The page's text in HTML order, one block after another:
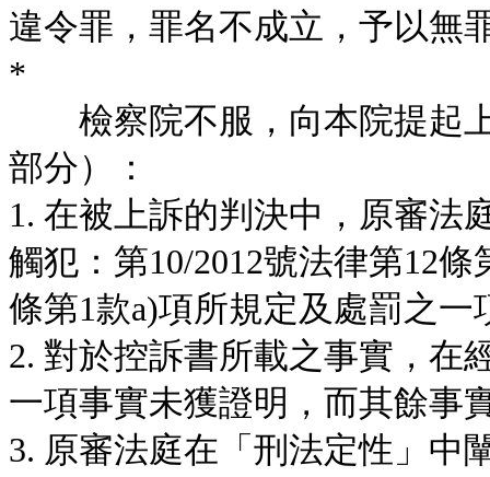
違令罪，罪名不成立，予以無
*
檢察院不服，向本院提起上
部分）：
1. 在被上訴的判決中，原審法
觸犯：第10/2012號法律第12
條第1款a)項所規定及處罰之
2. 對於控訴書所載之事實，在
一項事實未獲證明，而其餘事
3. 原審法庭在「刑法定性」中